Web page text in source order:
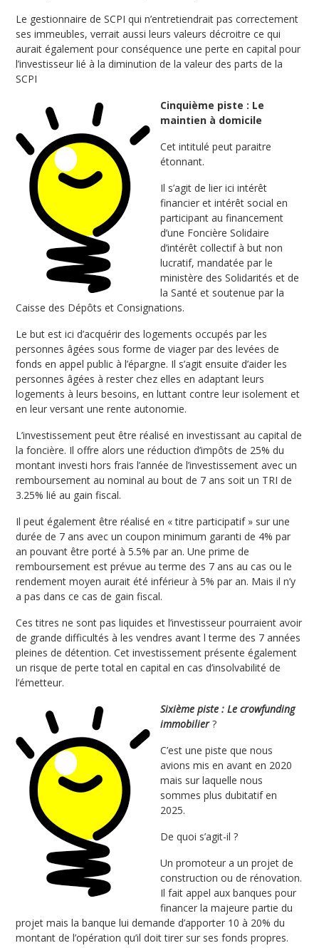
Le gestionnaire de SCPI qui n’entretiendrait pas correctement
ses immeubles, verrait aussi leurs valeurs décroitre ce qui
aurait également pour conséquence une perte en capital pour
l’investisseur lié à la diminution de la valeur des parts de la
SCPI
Cinquième piste : Le
maintien à domicile
Cet intitulé peut paraitre
étonnant.
Il s’agit de lier ici intérêt
financier et intérêt social en
participant au financement
d’une Foncière Solidaire
d’intérêt collectif à but non
lucratif, mandatée par le
ministère des Solidarités et de
la Santé et soutenue par la
Caisse des Dépôts et Consignations.
Le but est ici d’acquérir des logements occupés par les
personnes âgées sous forme de viager par des levées de
fonds en appel public à l’épargne. Il s’agit ensuite d’aider les
personnes âgées à rester chez elles en adaptant leurs
logements à leurs besoins, en luttant contre leur isolement et
en leur versant une rente autonomie.
L’investissement peut être réalisé en investissant au capital de
la foncière. Il offre alors une réduction d’impôts de 25% du
montant investi hors frais l’année de l’investissement avec un
remboursement au nominal au bout de 7 ans soit un TRI de
3.25% lié au gain fiscal.
Il peut également être réalisé en « titre participatif » sur une
durée de 7 ans avec un coupon minimum garanti de 4% par
an pouvant être porté à 5.5% par an. Une prime de
remboursement est prévue au terme des 7 ans au cas ou le
rendement moyen aurait été inférieur à 5% par an. Mais il n’y
a pas dans ce cas de gain fiscal.
Ces titres ne sont pas liquides et l’investisseur pourraient avoir
de grande difficultés à les vendres avant l terme des 7 années
pleines de détention. Cet investissement présente également
un risque de perte total en capital en cas d’insolvabilité de
l’émetteur.
Sixième piste : Le crowfunding
immobilier?
C’est une piste que nous
avions mis en avant en 2020
mais sur laquelle nous
sommes plus dubitatif en
2025.
De quoi s’agit-il ?
Un promoteur a un projet de
construction ou de rénovation.
Il fait appel aux banques pour
financer la majeure partie du
projet mais la banque lui demande d’apporter 10 à 20% du
montant de l’opération qu’il doit tirer sur ses fonds propres.